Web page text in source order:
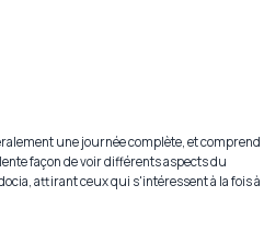
une journée complète, et comprend
façon de voir différents aspects du
attirant ceux qui s'intéressent à la fois à